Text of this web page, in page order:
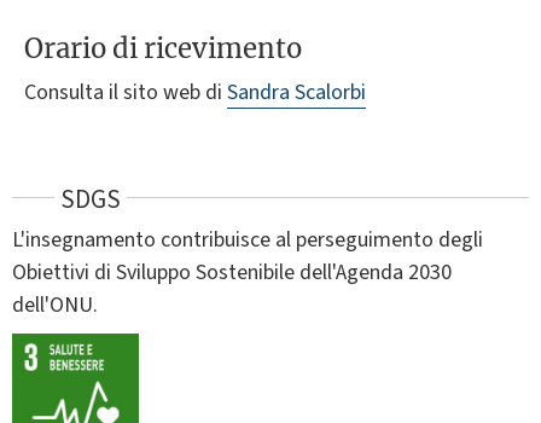
Orario di ricevimento
Consulta il sito web di Sandra Scalorbi
SDGS
L'insegnamento contribuisce al perseguimento degli
Obiettivi di Sviluppo Sostenibile dell'Agenda 2030
dell'ONU.